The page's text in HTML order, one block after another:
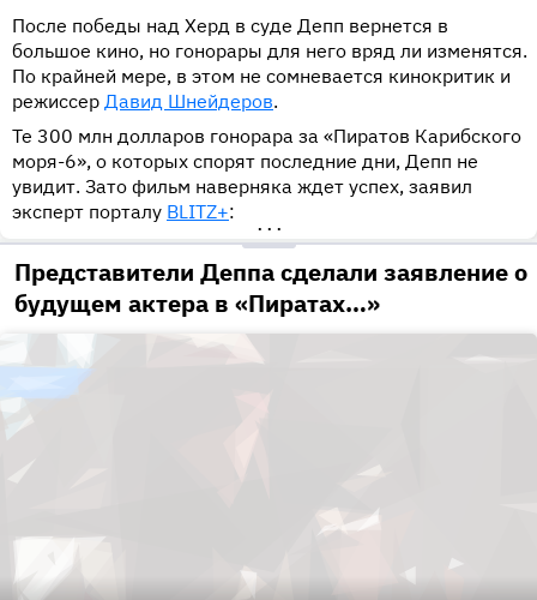
После победы над Херд в суде Депп вернется в
большое кино, но гонорары для него вряд ли изменятся.
По крайней мере, в этом не сомневается кинокритик и
режиссер Давид Шнейдеров.
Те 300 млн долларов гонорара за «Пиратов Карибского
моря-6», о которых спорят последние дни, Депп не
увидит. Зато фильм наверняка ждет успех, заявил
эксперт порталу BLITZ+:
•••
Представители Деппа сделали заявление о
будущем актера в «Пиратах…»